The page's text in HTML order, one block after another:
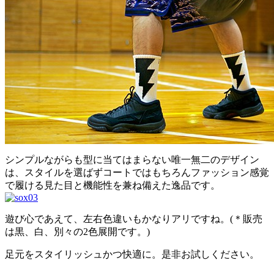
シンプルながらも型に当てはまらない唯一無二のデザイン
は、スタイルを選ばずコートではもちろんファッション感覚
で履ける見た目と機能性を兼ね備えた逸品です。
遊び心であえて、左右色違いもかなりアリですね。(＊販売
は黒、白、別々の2色展開です。)
足元をスタイリッシュかつ快適に。是非お試しください。